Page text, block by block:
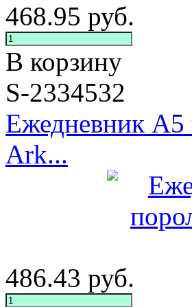
468.95 руб.
В корзину
S-2334532
Ежедневник А5
Ark...
486.43 руб.